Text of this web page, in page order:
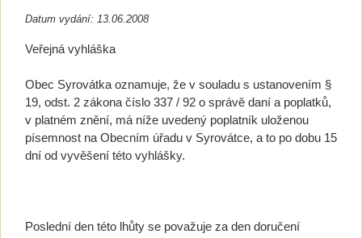
Datum vydání: 13.06.2008
Veřejná vyhláška
Obec Syrovátka oznamuje, že v souladu s ustanovením §
19, odst. 2 zákona číslo 337 / 92 o správě daní a poplatků,
v platném znění, má níže uvedený poplatník uloženou
písemnost na Obecním úřadu v Syrovátce, a to po dobu 15
dní od vyvěšení této vyhlášky.
Poslední den této lhůty se považuje za den doručení